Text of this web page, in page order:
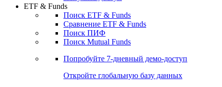
ETF & Funds
Поиск ETF & Funds
Сравнение ETF & Funds
Поиск ПИФ
Поиск Mutual Funds
Попробуйте 7-дневный демо-доступ
Откройте глобальную базу данных